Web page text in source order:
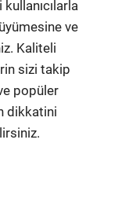
ve
Kaliteli
sizi takip
popüler
dikkatini